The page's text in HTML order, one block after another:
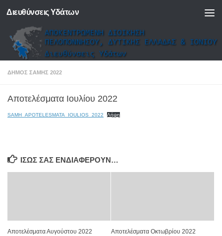
Skip to content
Διευθύνσεις Υδάτων
ΔΗΜΟΣ ΣΑΜΗΣ 2022
Αποτελέσματα Ιουλίου 2022
SAMH_APOTELESMATA_IOULIOS_2022 Λήψη
ΊΣΩΣ ΣΑΣ ΕΝΔΙΑΦΈΡΟΥΝ…
Αποτελέσματα Αυγούστου 2022 Αποτελέσματα Οκτωβρίου 2022